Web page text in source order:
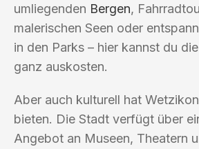
umliegenden Bergen,
malerischen Seen oder
in den Parks – hier kannst du
ganz auskosten.
Aber auch kulturell hat
bieten. Die Stadt verfügt über
Angebot an Museen, Theatern